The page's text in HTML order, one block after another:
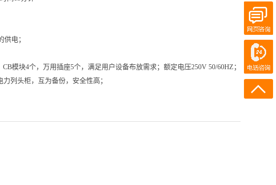
电；
模块4个，万用插座5个，满足用户设备布放需求；额定电压250V 50/60HZ；
列头柜，互为备份，安全性高；